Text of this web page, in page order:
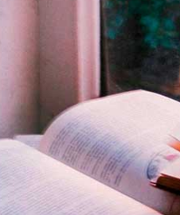
es
- Anos
Reduzidas